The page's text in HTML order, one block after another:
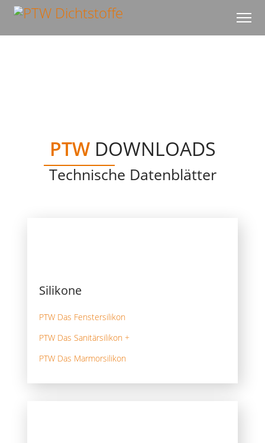
PTWDOWNLOADS
Technische Datenblätter
Silikone
PTW Das Fenstersilikon
PTW Das Sanitärsilikon +
PTW Das Marmorsilikon